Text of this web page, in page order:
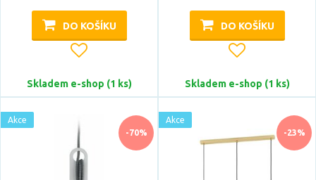
Napětí / napájení
Barva světla
studená bílá
DO KOŠÍKU
Skladem e-shop (1 ks)
DO KOŠÍKU
Skladem e-shop (1 ks)
-70%
Akce
-23%
Akce